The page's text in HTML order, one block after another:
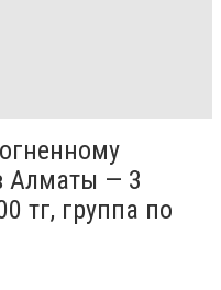
Алматы — 3
тг, группа по